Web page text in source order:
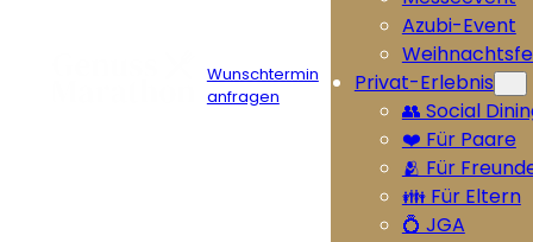
Azubi-Event
Privat-Erlebnis
👥 Social
❤️ Für Paare
🫂 Für
👪 Für Eltern
💍 JGA
Wunschtermin
anfragen